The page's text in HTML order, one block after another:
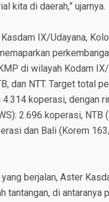
kita di daerah,” ujarnya.
IX/Udayana,
di wilayah Kodam
dan NTT. Target total
koperasi, dengan
2.696 koperasi, NTB
dan Bali (Korem
berjalan, Aster
tantangan, di antaranya